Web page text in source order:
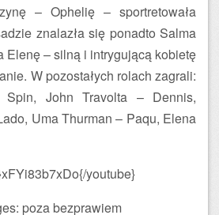
– Ophelię – sportretowała
znalazła się ponadto Salma
Elenę – silną i intrygującą kobietę
W pozostałych rolach zagrali:
John Travolta – Dennis,
Uma Thurman – Paqu, Elena
youtube}
poza bezprawiem